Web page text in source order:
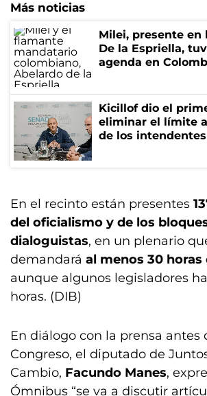
Más noticias
Milei, presente en
De la Espriella,
agenda en
Kicillof dio el
eliminar el límite
de los intendentes
En el recinto están presentes
del oficialismo y de los
dialoguistas, en un plenario
demandará al menos 30 horas
aunque algunos legisladores
horas. (DIB)
En diálogo con la prensa antes
Congreso, el diputado de
Cambio, Facundo Manes,
Ómnibus “se va a discutir